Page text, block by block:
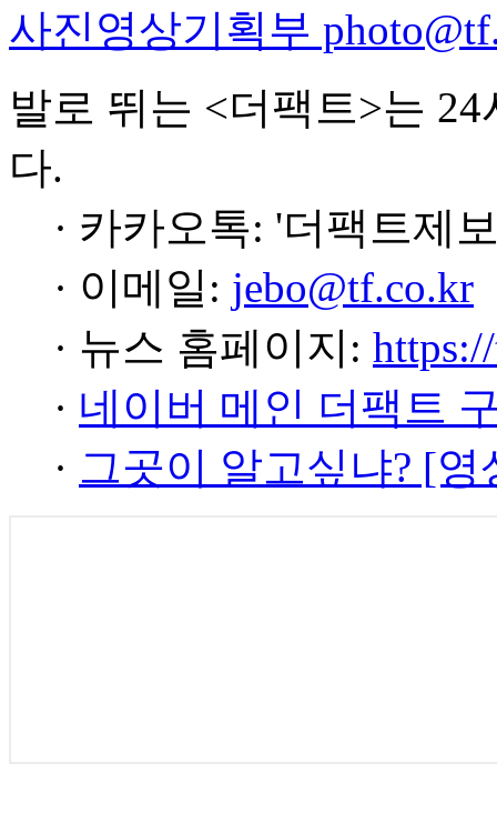
사진영상기획부
발로 뛰는 <더팩트>는
다.
· 카카오톡: '더팩트제
· 이메일: jebo@tf.co.kr
· 뉴스 홈페이지:
· 네이버 메인 더팩트
· 그곳이 알고싶냐? [